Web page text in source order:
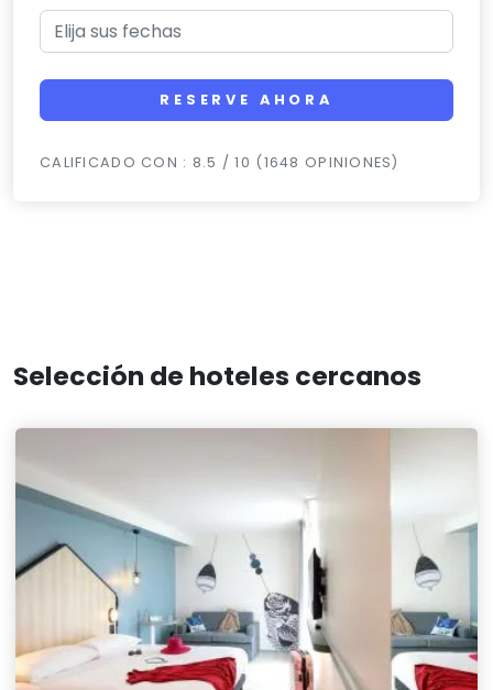
RESERVE AHORA
CALIFICADO CON : 8.5 / 10 (1648 OPINIONES)
Selección de hoteles cercanos